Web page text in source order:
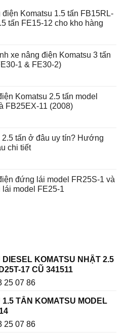
điện Komatsu 1.5 tấn FB15RL-
tấn FE15-12 cho kho hàng
chọn
nâng
xe nâng điện Komatsu 3 tấn
1 & FE30-2)
giá
và
Komatsu 2.5 tấn model
FB25EX-11 (2008)
sánh
tấn ở đâu uy tín? Hướng
chi tiết
xe
lái
đứng lái model FR25S-1 và
model FE25-1
model
KOMATSU NHẬT 2.5
17 CŨ 341511
25 07 86
TẤN KOMATSU MODEL
25 07 86